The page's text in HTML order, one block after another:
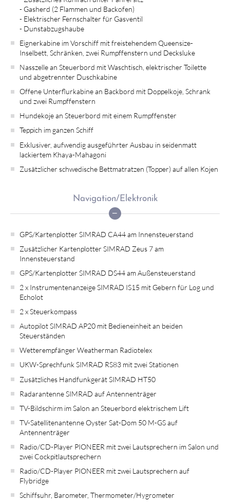
- Gasherd (2 Flammen und Backofen)
- Elektrischer Fernschalter für Gasventil
- Dunstabzugshaube
Eignerkabine im Vorschiff mit freistehendem Queensize-
Inselbett, Schränken, zwei Rumpffenstern und Decksluke
Nasszelle an Steuerbord mit Waschtisch, elektrischer Toilette
und abgetrennter Duschkabine
Offene Unterflurkabine an Backbord mit Doppelkoje, Schrank
und zwei Rumpffenstern
Hundekoje an Steuerbord mit einem Rumpffenster
Teppich im ganzen Schiff
Exklusiver, aufwendig ausgeführter Ausbau in seidenmatt
lackiertem Khaya-Mahagoni
Zusätzlicher schwedische Bettmatratzen (Topper) auf allen Kojen
Navigation/Elektronik
GPS/Kartenplotter SIMRAD CA44 am Innensteuerstand
Zusätzlicher Kartenplotter SIMRAD Zeus 7 am
Innensteuerstand
GPS/Kartenplotter SIMRAD DS44 am Außensteuerstand
2 x Instrumentenanzeige SIMRAD IS15 mit Gebern für Log und
Echolot
2 x Steuerkompass
Autopilot SIMRAD AP20 mit Bedieneinheit an beiden
Steuerständen
Wetterempfänger Weatherman Radiotelex
UKW-Sprechfunk SIMRAD RS83 mit zwei Stationen
Zusätzliches Handfunkgerät SIMRAD HT50
Radarantenne SIMRAD auf Antennenträger
TV-Bildschirm im Salon an Steuerbord elektrischem Lift
TV-Satellitenantenne Oyster Sat-Dom 50 M-GS auf
Antennenträger
Radio/CD-Player PIONEER mit zwei Lautsprechern im Salon und
zwei Cockpitlautsprechern
Radio/CD-Player PIONEER mit zwei Lautsprechern auf
Flybridge
Schiffsuhr, Barometer, Thermometer/Hygrometer